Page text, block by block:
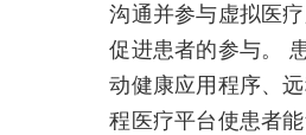
沟通并参与虚拟医
促进患者的参与。
动健康应用程序、
程医疗平台使患者